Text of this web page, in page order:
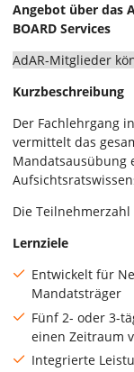
Angebot über das
BOARD Services
AdAR-Mitglieder
Kurzbeschreibung
Der Fachlehrgang
vermittelt das
Mandatsausübung
Die
Lernziele
Entwickelt für
Mandatsträger
Fünf 2- oder 3-
einen Zeitraum
Integrierte